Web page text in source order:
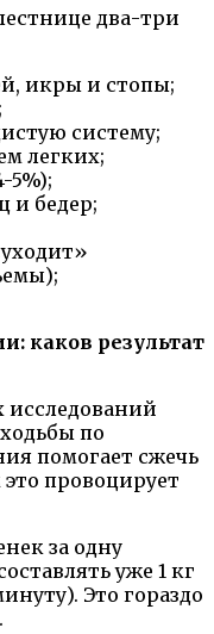
два-три
икры и стопы;
систему;
легких;
5%);
и бедер;
каков результат
исследований
по
помогает сжечь
провоцирует
за одну
уже 1 кг
Это гораздо